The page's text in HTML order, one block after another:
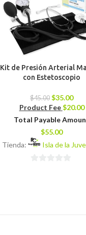
Kit de Presión Arterial
con Estetoscopio
$45.00 $35.00
Product Fee $20.00
Total Payable
$55.00
Tienda:
Isla de la